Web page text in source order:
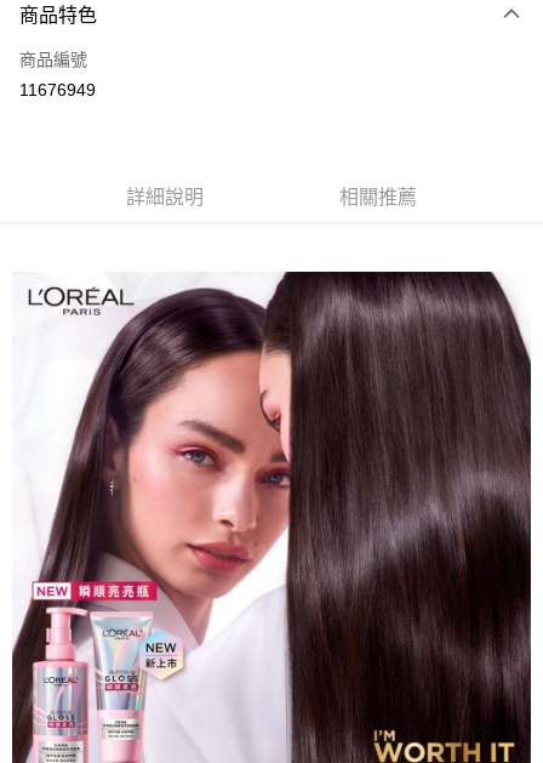
全家取貨付款
每筆NT$60，滿NT$599(含以上)免運費
付款後全家取貨
每筆NT$60，滿NT$599(含以上)免運費
每筆NT$60，滿NT$599(含以上)免運費
每筆NT$120，滿NT$1,999(含以上)免運費
商品特色
商品編號
11676949
詳細說明 相關推薦